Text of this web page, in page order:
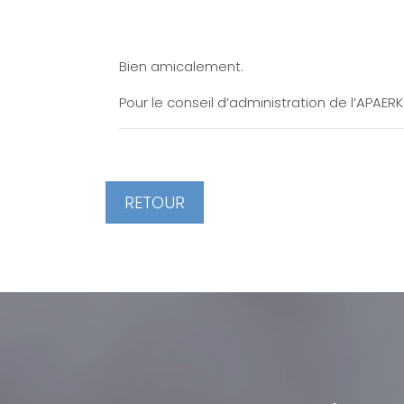
Bien amicalement.
Pour le conseil d’administration de
RETOUR